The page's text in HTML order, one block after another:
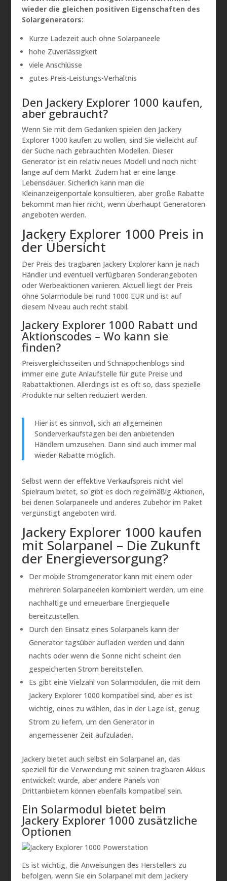
wieder die gleichen positiven Eigenschaften des
Solargenerators:
Kurze Ladezeit auch ohne Solarpaneele
hohe Zuverlässigkeit
viele Anschlüsse
gutes Preis-Leistungs-Verhältnis
Den Jackery Explorer 1000 kaufen,
aber gebraucht?
Wenn Sie mit dem Gedanken spielen den Jackery
Explorer 1000 kaufen zu wollen, sind Sie vielleicht auf
der Suche nach gebrauchten Modellen. Dieser
Generator ist ein relativ neues Modell und noch nicht
lange auf dem Markt. Zudem hat er eine lange
Lebensdauer. Sicherlich kann man die
Kleinanzeigenportale konsultieren, aber große Rabatte
bekommt man hier nicht, wenn überhaupt Generatoren
angeboten werden.
Jackery Explorer 1000 Preis in
der Übersicht
Der Preis des tragbaren Jackery Explorer kann je nach
Händler und eventuell verfügbaren Sonderangeboten
oder Werbeaktionen variieren. Aktuell liegt der Preis
ohne Solarmodule bei rund 1000 EUR und ist auf
diesem Niveau auch recht stabil.
Jackery Explorer 1000 Rabatt und
Aktionscodes – Wo kann sie
finden?
Preisvergleichsseiten und Schnäppchenblogs sind
immer eine gute Anlaufstelle für gute Preise und
Rabattaktionen. Allerdings ist es oft so, dass spezielle
Produkte nur selten reduziert werden.
Hier ist es sinnvoll, sich an allgemeinen
Sonderverkaufstagen bei den anbietenden
Händlern umzusehen. Dann sind auch immer mal
wieder Rabatte möglich.
Selbst wenn der effektive Verkaufspreis nicht viel
Spielraum bietet, so gibt es doch regelmäßig Aktionen,
bei denen Solarpaneele und anderes Zubehör im Paket
vergünstigt angeboten wird.
Jackery Explorer 1000 kaufen
mit Solarpanel – Die Zukunft
der Energieversorgung?
Der mobile Stromgenerator kann mit einem oder
mehreren Solarpaneelen kombiniert werden, um eine
nachhaltige und erneuerbare Energiequelle
bereitzustellen.
Durch den Einsatz eines Solarpanels kann der
Generator tagsüber aufladen werden und dann
nachts oder wenn die Sonne nicht scheint den
gespeicherten Strom bereitstellen.
Es gibt eine Vielzahl von Solarmodulen, die mit dem
Jackery Explorer 1000 kompatibel sind, aber es ist
wichtig, eines zu wählen, das in der Lage ist, genug
Strom zu liefern, um den Generator in
angemessener Zeit aufzuladen.
Jackery bietet auch selbst ein Solarpanel an, das
speziell für die Verwendung mit seinen tragbaren Akkus
entwickelt wurde, aber andere Panels von
Drittanbietern können ebenfalls kompatibel sein.
Ein Solarmodul bietet beim
Jackery Explorer 1000 zusätzliche
Optionen
Es ist wichtig, die Anweisungen des Herstellers zu
befolgen, wenn Sie ein Solarpanel mit dem Jackery